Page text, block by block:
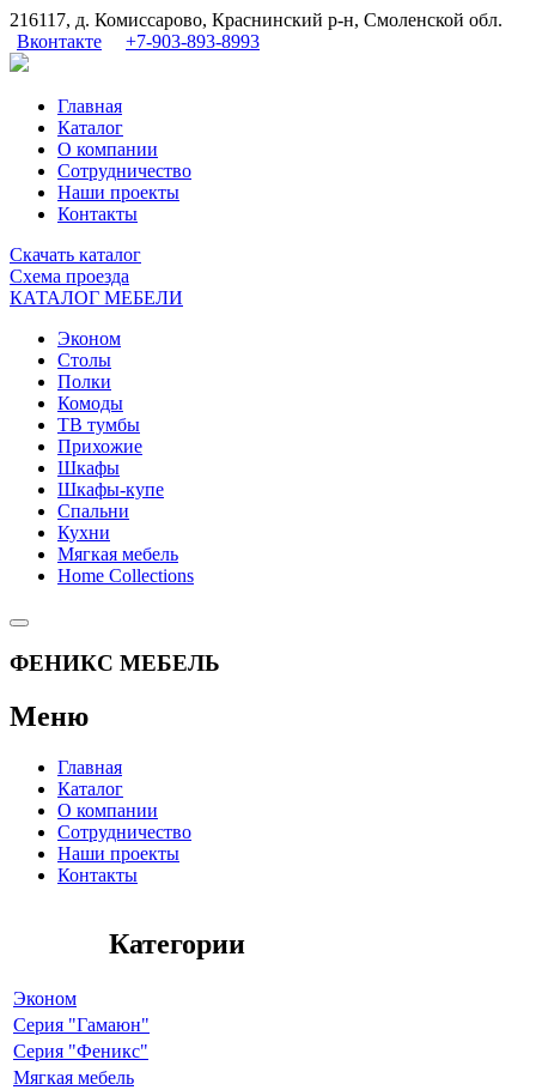
216117, д. Комиссарово, Краснинский р-н, Смоленской обл.
Вконтакте
+7-903-893-8993
Главная
Каталог
О компании
Сотрудничество
Наши проекты
Контакты
Скачать каталог
Схема проезда
КАТАЛОГ МЕБЕЛИ
Эконом
Столы
Полки
Комоды
ТВ тумбы
Прихожие
Шкафы
Шкафы-купе
Спальни
Кухни
Мягкая мебель
Home Collections
ФЕНИКС МЕБЕЛЬ
Меню
Главная
Каталог
О компании
Сотрудничество
Наши проекты
Контакты
Категории
Эконом
Серия "Гамаюн"
Серия "Феникс"
Мягкая мебель